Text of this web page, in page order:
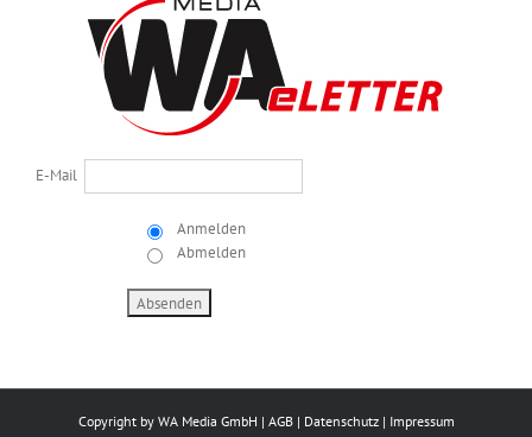
E-Mail
Anmelden
Abmelden
Copyright by WA Media GmbH | AGB| Datenschutz| Impressum